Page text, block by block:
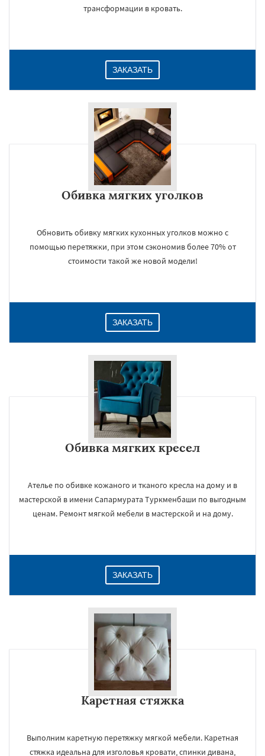
трансформации в кровать.
ЗАКАЗАТЬ
Обивка мягких уголков
Обновить обивку мягких кухонных уголков можно с
помощью перетяжки, при этом сэкономив более 70% от
стоимости такой же новой модели!
ЗАКАЗАТЬ
Обивка мягких кресел
Ателье по обивке кожаного и тканого кресла на дому и в
мастерской в имени Сапармурата Туркменбаши по выгодным
ценам. Ремонт мягкой мебели в мастерской и на дому.
ЗАКАЗАТЬ
Каретная стяжка
Выполним каретную перетяжку мягкой мебели. Каретная
стяжка идеальна для изголовья кровати, спинки дивана,